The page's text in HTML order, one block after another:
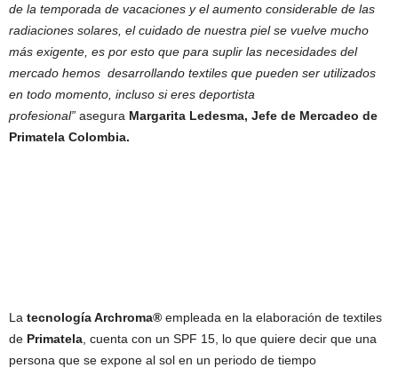
de la temporada de vacaciones y el aumento considerable de las
radiaciones solares, el cuidado de nuestra piel se vuelve mucho
más exigente, es por esto que para suplir las necesidades del
mercado hemos desarrollando textiles que pueden ser utilizados
en todo momento, incluso si eres deportista
profesional” asegura Margarita Ledesma, Jefe de Mercadeo de
Primatela Colombia.
La tecnología Archroma® empleada en la elaboración de textiles
de Primatela , cuenta con un SPF 15, lo que quiere decir que una
persona que se expone al sol en un periodo de tiempo